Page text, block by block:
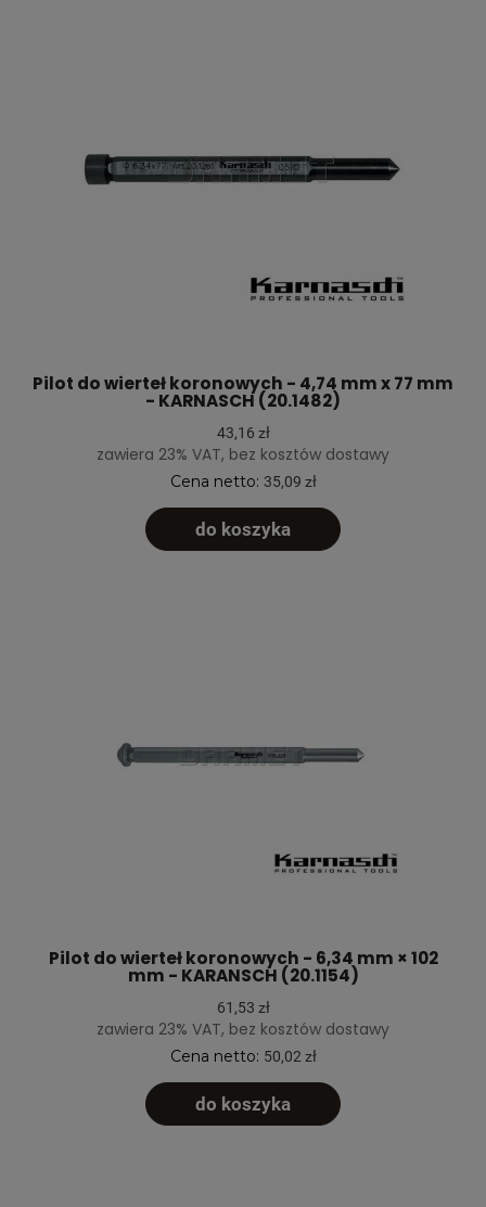
Pilot do wierteł koronowych - 4,74 mm x 77 mm
- KARNASCH (20.1482)
43,16 zł
zawiera 23% VAT, bez kosztów dostawy
Cena netto: 35,09 zł
do koszyka
Pilot do wierteł koronowych - 6,34 mm × 102
mm - KARANSCH (20.1154)
61,53 zł
zawiera 23% VAT, bez kosztów dostawy
Cena netto: 50,02 zł
do koszyka